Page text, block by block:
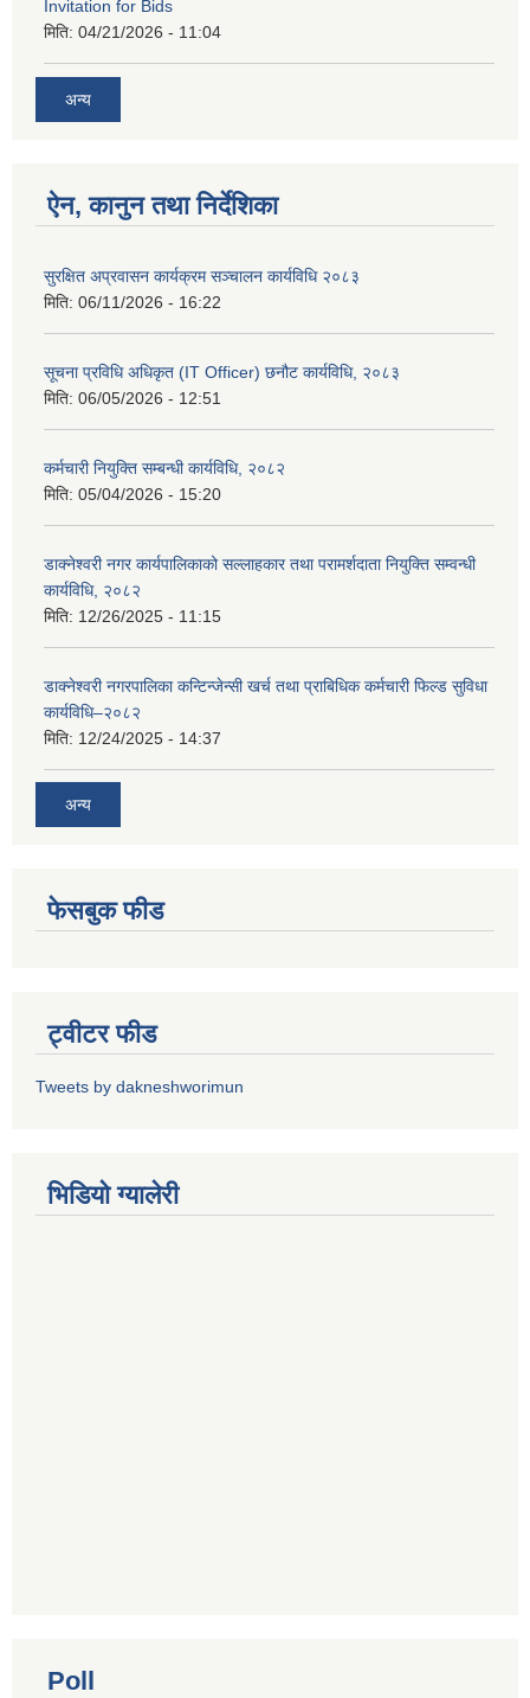
Invitation for Bids
मिति: 04/21/2026 - 11:04
अन्य
ऐन, कानुन तथा निर्देशिका
सुरक्षित अप्रवासन कार्यक्रम सञ्चालन कार्यविधि २०८३
मिति: 06/11/2026 - 16:22
सूचना प्रविधि अधिकृत (IT Officer) छनौट कार्यविधि, २०८३
मिति: 06/05/2026 - 12:51
कर्मचारी नियुक्ति सम्बन्धी कार्यविधि, २०८२
मिति: 05/04/2026 - 15:20
डाक्नेश्वरी नगर कार्यपालिकाको सल्लाहकार तथा परामर्शदाता नियुक्ति सम्वन्धी
कार्यविधि, २०८२
मिति: 12/26/2025 - 11:15
डाक्नेश्वरी नगरपालिका कन्टिन्जेन्सी खर्च तथा प्राबिधिक कर्मचारी फिल्ड सुविधा
कार्यविधि–२०८२
मिति: 12/24/2025 - 14:37
अन्य
फेसबुक फीड
ट्वीटर फीड
Tweets by dakneshworimun
भिडियाे ग्यालेरी
Poll